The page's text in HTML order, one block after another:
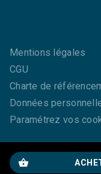
shopping_basket
Mentions légales
CGU
Charte de
Données
Paramétrez vos